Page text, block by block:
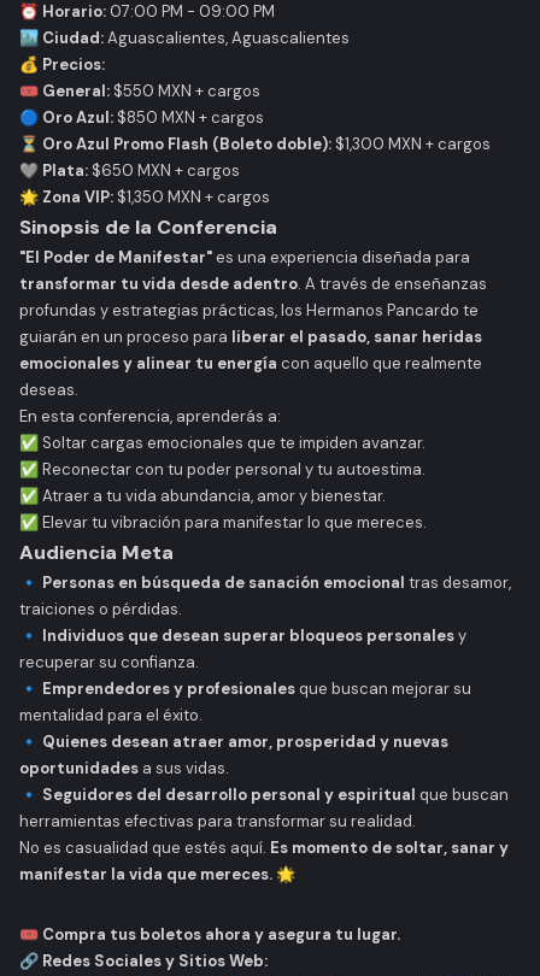
⏰ Horario: 07:00 PM - 09:00 PM
🏙️ Ciudad:Aguascalientes, Aguascalientes
💰 Precios:
🎟️ General: $550 MXN + cargos
🔵 Oro Azul: $850 MXN + cargos
⏳ Oro Azul Promo Flash (Boleto doble): $1,300 MXN + cargos
🩶 Plata: $650 MXN + cargos
🌟 Zona VIP: $1,350 MXN + cargos
Sinopsis de la Conferencia
"El Poder de Manifestar"es una experiencia diseñada para
transformar tu vida desde adentro. A través de enseñanzas
profundas y estrategias prácticas, los Hermanos Pancardo te
guiarán en un proceso para liberar el pasado, sanar heridas
emocionales y alinear tu energía con aquello que realmente
deseas.
En esta conferencia, aprenderás a:
✅ Soltar cargas emocionales que te impiden avanzar.
✅ Reconectar con tu poder personal y tu autoestima.
✅ Atraer a tu vida abundancia, amor y bienestar.
✅ Elevar tu vibración para manifestar lo que mereces.
Audiencia Meta
🔹 Personas en búsqueda de sanación emocional tras desamor,
traiciones o pérdidas.
🔹 Individuos que desean superar bloqueos personalesy
recuperar su confianza.
🔹 Emprendedores y profesionalesque buscan mejorar su
mentalidad para el éxito.
🔹 Quienes desean atraer amor, prosperidad y nuevas
oportunidades a sus vidas.
🔹 Seguidores del desarrollo personal y espiritual que buscan
herramientas efectivas para transformar su realidad.
No es casualidad que estés aquí. Es momento de soltar, sanar y
manifestar la vida que mereces. 🌟
🎟️ Compra tus boletos ahora y asegura tu lugar.
🔗 Redes Sociales y Sitios Web: